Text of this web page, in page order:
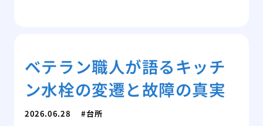
ベテラン職人が語るキッチ
ン水栓の変遷と故障の真実
2026.06.28 台所